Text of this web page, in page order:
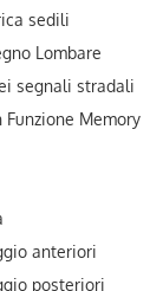
sedili
Lombare
segnali stradali
Memory
anteriori
posteriori